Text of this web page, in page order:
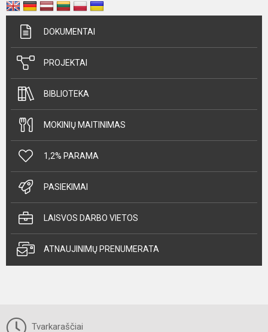
DOKUMENTAI
PROJEKTAI
BIBLIOTEKA
MOKINIŲ MAITINIMAS
1,2% PARAMA
PASIEKIMAI
LAISVOS DARBO VIETOS
ATNAUJINIMŲ PRENUMERATA
Tvarkaraščiai